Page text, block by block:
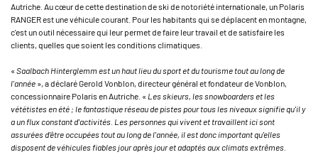
Autriche. Au cœur de cette destination de ski de notoriété internationale, un Polaris
RANGER est une véhicule courant. Pour les habitants qui se déplacent en montagne,
c'est un outil nécessaire qui leur permet de faire leur travail et de satisfaire les
clients, quelles que soient les conditions climatiques.
« Saalbach Hinterglemm est un haut lieu du sport et du tourisme tout au long de
l'année », a déclaré Gerold Vonblon, directeur général et fondateur de Vonblon,
concessionnaire Polaris en Autriche. « Les skieurs, les snowboarders et les
vététistes en été ; le fantastique réseau de pistes pour tous les niveaux signifie qu'il y
a un flux constant d'activités. Les personnes qui vivent et travaillent ici sont
assurées d'être occupées tout au long de l'année, il est donc important qu'elles
disposent de véhicules fiables jour après jour et adaptés aux climats extrêmes.